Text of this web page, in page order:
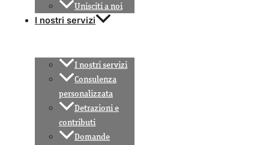
Unisciti a noi
I nostri servizi
I nostri servizi
Consulenza
personalizzata
Detrazioni e
contributi
Domande